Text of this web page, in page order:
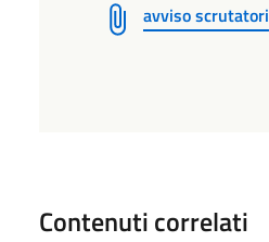
avviso scrutatori
Contenuti correlati